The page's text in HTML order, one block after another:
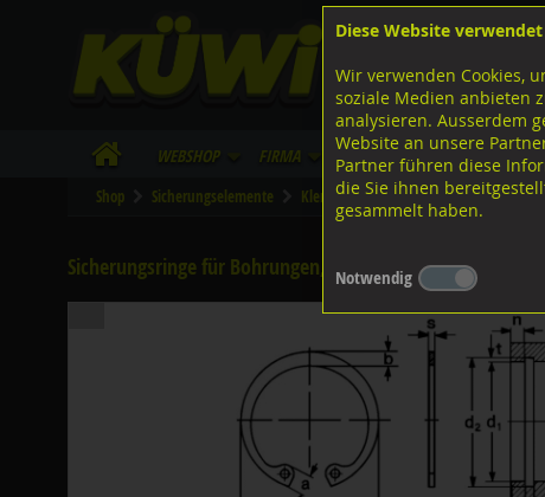
Lagerstrasse 8
Tel. 043 455 20 30
FB
IG
WebShop Firma Lieferinfo Infos/
Shop Sicherungselemente Klemmscheiben-Sicherungsringe
Sicherungsringe für Bohrungen, DIN472 FST verzinkt 47
Diese Website
Wir verwenden Cookies,
soziale Medien anbieten
analysieren. Ausserdem
Website an unsere
Partner führen diese
die Sie ihnen
gesammelt haben.
Notwendig